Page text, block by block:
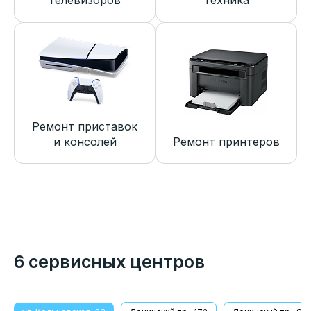
Ремонт приставок
и консолей
Ремонт принтеров
6 сервисных центров